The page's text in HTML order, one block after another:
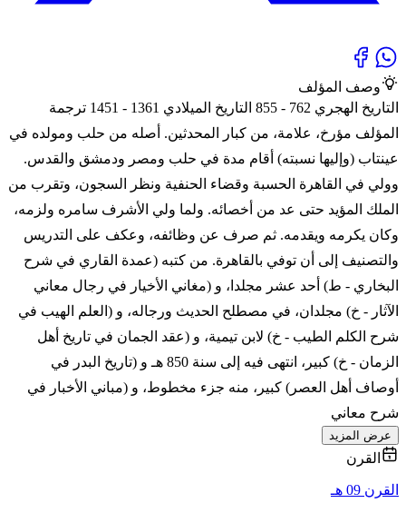
وصف المؤلف
التاريخ الهجري 762 - 855 التاريخ الميلادي 1361 - 1451 ترجمة
المؤلف مؤرخ، علامة، من كبار المحدثين. أصله من حلب ومولده في
عينتاب (وإليها نسبته) أقام مدة في حلب ومصر ودمشق والقدس.
وولي في القاهرة الحسبة وقضاء الحنفية ونظر السجون، وتقرب من
الملك المؤيد حتى عد من أخصائه. ولما ولي الأشرف سامره ولزمه،
وكان يكرمه ويقدمه. ثم صرف عن وظائفه، وعكف على التدريس
والتصنيف إلى أن توفي بالقاهرة. من كتبه (عمدة القاري في شرح
البخاري - ط) أحد عشر مجلدا، و (مغاني الأخيار في رجال معاني
الآثار - خ) مجلدان، في مصطلح الحديث ورجاله، و (العلم الهيب في
شرح الكلم الطيب - خ) لابن تيمية، و (عقد الجمان في تاريخ أهل
الزمان - خ) كبير، انتهى فيه إلى سنة 850 هـ و (تاريخ البدر في
أوصاف أهل العصر) كبير، منه جزء مخطوط، و (مباني الأخبار في
شرح معاني
عرض المزيد
القرن
القرن 09 هـ